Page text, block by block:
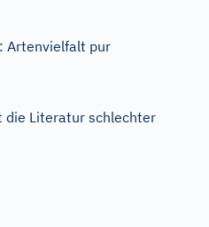
Artenvielfalt pur
Literatur schlechter